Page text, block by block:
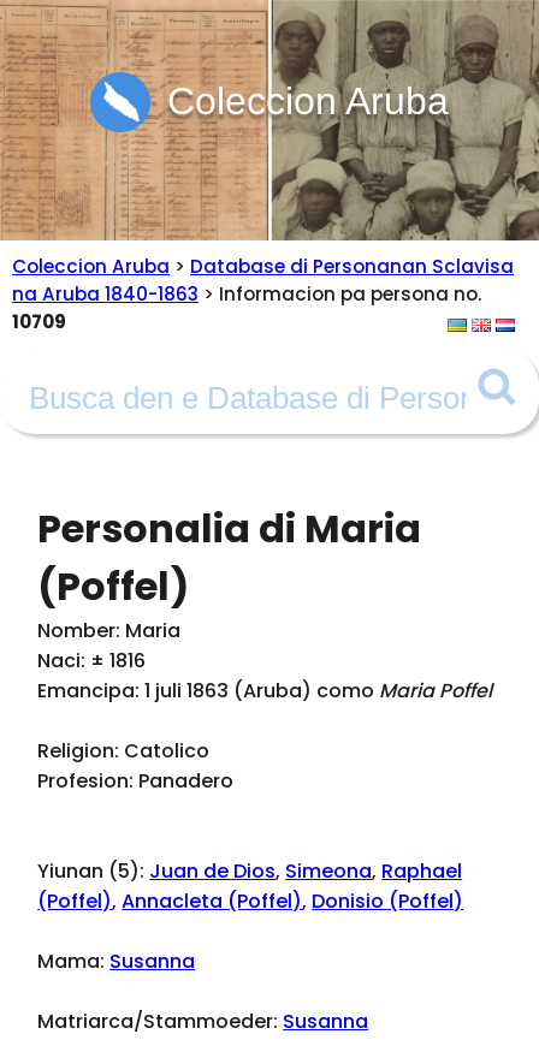
Coleccion Aruba
Coleccion Aruba > Database di Personanan Sclavisa
na Aruba 1840-1863 > Informacion pa persona no.
10709
Personalia di Maria
(Poffel)
Nomber: Maria
Naci: ± 1816
Emancipa: 1 juli 1863 (Aruba) como Maria Poffel
Religion: Catolico
Profesion: Panadero
Yiunan (5): Juan de Dios, Simeona, Raphael
(Poffel),Annacleta (Poffel), Donisio (Poffel)
Mama: Susanna
Matriarca/Stammoeder: Susanna